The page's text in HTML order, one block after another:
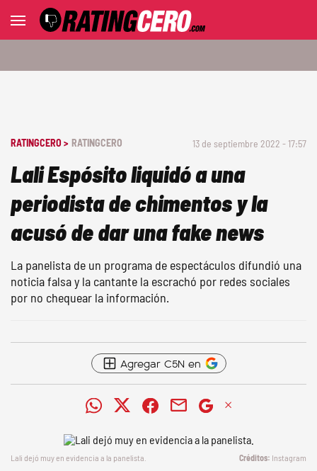
RATINGCERO > RATINGCERO 13 de septiembre 2022 - 17:57
Lali Espósito liquidó a una
periodista de chimentos y la
acusó de dar una fake news
La panelista de un programa de espectáculos difundió una
noticia falsa y la cantante la escrachó por redes sociales
por no chequear la información.
Agregar C5N en
Lali dejó muy en evidencia a la panelista. Instagram